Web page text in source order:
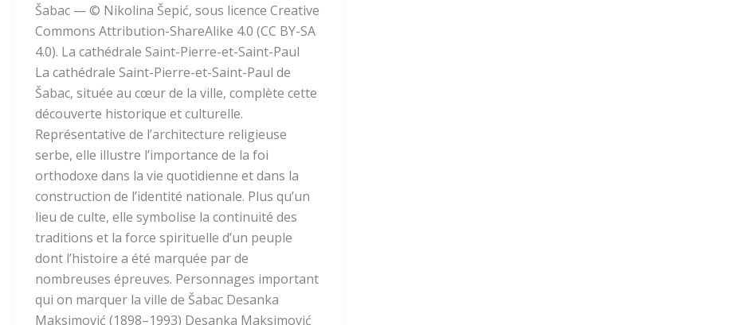
Šabac — © Nikolina Šepić, sous licence Creative
Commons Attribution-ShareAlike 4.0 (CC BY-SA
4.0). La cathédrale Saint-Pierre-et-Saint-Paul
La cathédrale Saint-Pierre-et-Saint-Paul de
Šabac, située au cœur de la ville, complète cette
découverte historique et culturelle.
Représentative de l’architecture religieuse
serbe, elle illustre l’importance de la foi
orthodoxe dans la vie quotidienne et dans la
construction de l’identité nationale. Plus qu’un
lieu de culte, elle symbolise la continuité des
traditions et la force spirituelle d’un peuple
dont l’histoire a été marquée par de
nombreuses épreuves. Personnages important
qui on marquer la ville de Šabac Desanka
Maksimović (1898–1993) Desanka Maksimović